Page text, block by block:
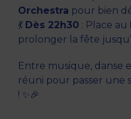
Orchestra pour bien
💃 Dès 22h30 : Place au
prolonger la fête
Entre musique, danse
réuni pour passer une
! ✨🎉